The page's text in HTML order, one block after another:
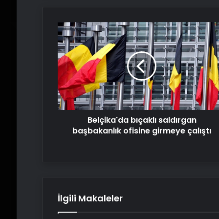
Belçika'da
bıçaklı
saldırgan
başbakanlık
ofisine
girmeye
çalıştı
Belçika'da bıçaklı saldırgan
başbakanlık ofisine girmeye çalıştı
İlgili Makaleler